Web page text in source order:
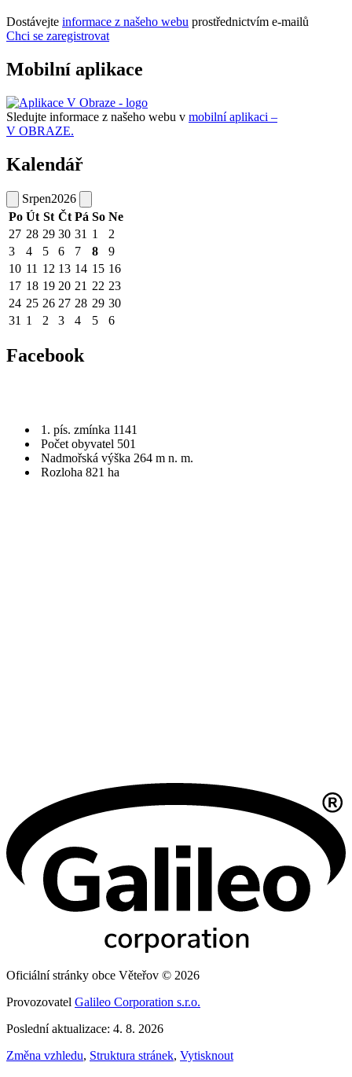
Dostávejte informace z našeho webu prostřednictvím e-mailů
Chci se zaregistrovat
Mobilní aplikace
Sledujte informace z našeho webu v mobilní aplikaci –
V OBRAZE.
Kalendář
Srpen2026
Po Út St Čt Pá So Ne
27 28 29 30 31 1
2
3
4 5 6 7 8
9
10 11 12 13 14 15 16
17 18 19 20 21 22 23
24 25 26 27 28 29 30
31 1 2 3 4 5 6
Facebook
1. pís. zmínka 1141
Počet obyvatel 501
Nadmořská výška 264 m n. m.
Rozloha 821 ha
Oficiální stránky obce Věteřov © 2026
Provozovatel Galileo Corporation s.r.o.
Poslední aktualizace: 4. 8. 2026
Změna vzhledu, Struktura stránek, Vytisknout